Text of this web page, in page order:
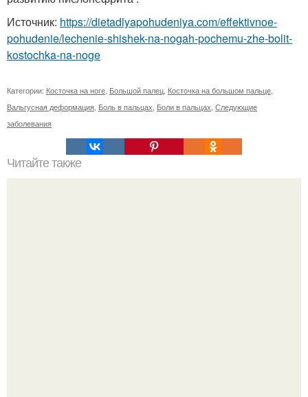
Источник: https://dietadlyapohudeniya.com/effektivnoe-
pohudenie/lechenie-shishek-na-nogah-pochemu-zhe-bolit-
kostochka-na-noge
Категории: Косточка на ноге Большой палец Косточка на большом пальце
Вальгусная деформация Боль в пальцах Боли в пальцах Следующие
заболевания
Читайте также